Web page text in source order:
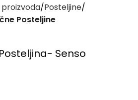
proizvoda Posteljine
Posteljine
Senso